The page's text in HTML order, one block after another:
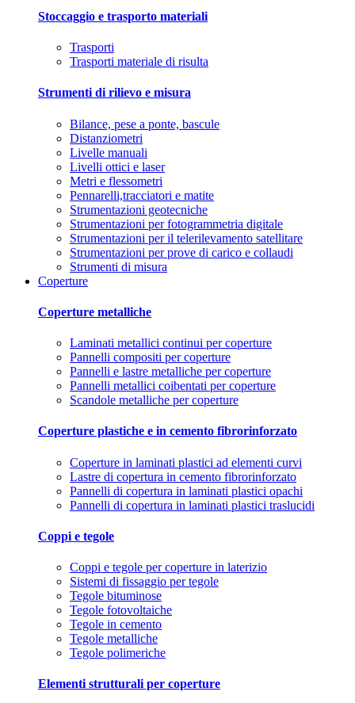
Stoccaggio e trasporto materiali
Trasporti
Trasporti materiale di risulta
Strumenti di rilievo e misura
Bilance, pese a ponte, bascule
Distanziometri
Livelle manuali
Livelli ottici e laser
Metri e flessometri
Pennarelli,tracciatori e matite
Strumentazioni geotecniche
Strumentazioni per fotogrammetria digitale
Strumentazioni per il telerilevamento satellitare
Strumentazioni per prove di carico e collaudi
Strumenti di misura
Coperture
Coperture metalliche
Laminati metallici continui per coperture
Pannelli compositi per coperture
Pannelli e lastre metalliche per coperture
Pannelli metallici coibentati per coperture
Scandole metalliche per coperture
Coperture plastiche e in cemento fibrorinforzato
Coperture in laminati plastici ad elementi curvi
Lastre di copertura in cemento fibrorinforzato
Pannelli di copertura in laminati plastici opachi
Pannelli di copertura in laminati plastici traslucidi
Coppi e tegole
Coppi e tegole per coperture in laterizio
Sistemi di fissaggio per tegole
Tegole bituminose
Tegole fotovoltaiche
Tegole in cemento
Tegole metalliche
Tegole polimeriche
Elementi strutturali per coperture